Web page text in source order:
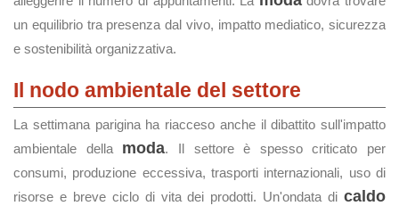
un equilibrio tra presenza dal vivo, impatto mediatico, sicurezza
e sostenibilità organizzativa.
Il nodo ambientale del settore
La settimana parigina ha riacceso anche il dibattito sull'impatto
ambientale della moda. Il settore è spesso criticato per
consumi, produzione eccessiva, trasporti internazionali, uso di
risorse e breve ciclo di vita dei prodotti. Un'ondata di caldo